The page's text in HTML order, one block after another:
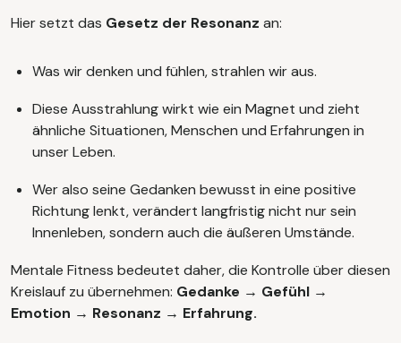
Hier setzt das Gesetz der Resonanz an:
Was wir denken und fühlen, strahlen wir aus.
Diese Ausstrahlung wirkt wie ein Magnet und zieht
ähnliche Situationen, Menschen und Erfahrungen in
unser Leben.
Wer also seine Gedanken bewusst in eine positive
Richtung lenkt, verändert langfristig nicht nur sein
Innenleben, sondern auch die äußeren Umstände.
Mentale Fitness bedeutet daher, die Kontrolle über diesen
Kreislauf zu übernehmen: Gedanke → Gefühl →
Emotion → Resonanz → Erfahrung.